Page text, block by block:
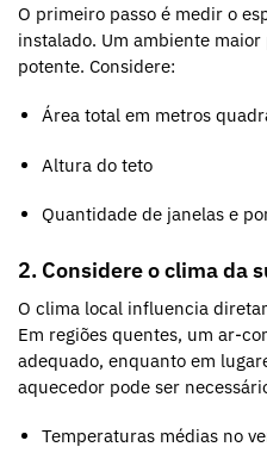
O primeiro passo é medir o
instalado. Um ambiente
potente. Considere:
Área total em metros
Altura do teto
Quantidade de janelas e
2. Considere o clima da
O clima local influencia
Em regiões quentes, um ar-
adequado, enquanto em
aquecedor pode ser
Temperaturas médias no